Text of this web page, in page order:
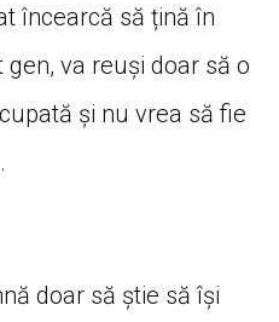
încearcă să țină în
va reuși doar să o
și nu vrea să fie
doar să știe să își